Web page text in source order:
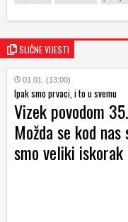
SLIČNE VIJESTI
01.01. (13:00)
Ipak smo prvaci, i to u svemu
Vizek povodom
Možda se kod
smo veliki iskorak